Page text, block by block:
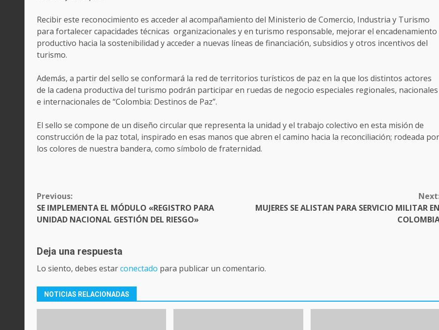
Recibir este reconocimiento es acceder al acompañamiento del Ministerio de Comercio, Industria y Turismo
para fortalecer capacidades técnicas organizacionales y en turismo responsable, mejorar el encadenamiento
productivo hacia la sostenibilidad y acceder a nuevas líneas de financiación, subsidios y otros incentivos del
turismo.
Además, a partir del sello se conformará la red de territorios turísticos de paz en la que los distintos actores
de la cadena productiva del turismo podrán participar en ruedas de negocio especiales regionales, nacionales
e internacionales de “Colombia: Destinos de Paz”.
El sello se compone de un diseño circular que representa la unidad y el trabajo colectivo en esta misión de
construcción de la paz total, inspirado en esas manos que abren el camino hacia la reconciliación; rodeada por
los colores de nuestra bandera, como símbolo de fraternidad.
CONTINUE
READING
Previous:
SE IMPLEMENTA EL MÓDULO «REGISTRO PARA
UNIDAD NACIONAL GESTIÓN DEL RIESGO»
MUJERES SE ALISTAN PARA SERVICIO MILITAR
Deja una respuesta
Lo siento, debes estarconectado para publicar un comentario.
NOTICIAS RELACIONADAS